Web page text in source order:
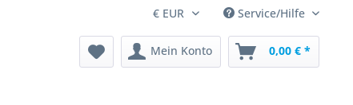
Service/Hilfe
Mein Konto 0,00 € *